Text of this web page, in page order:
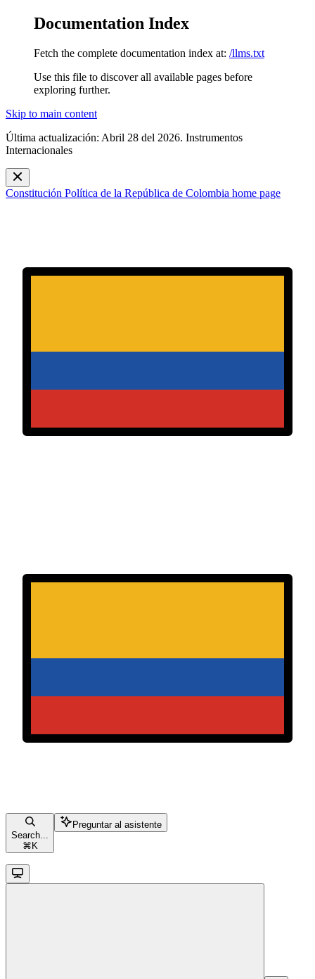
Documentation Index
Fetch the complete documentation index at: /llms.txt
Use this file to discover all available pages before
exploring further.
Skip to main content
Última actualización: Abril 28 del 2026. Instrumentos
Internacionales
Constitución Política de la República de Colombia home page
Search...
⌘ K
Preguntar al asistente